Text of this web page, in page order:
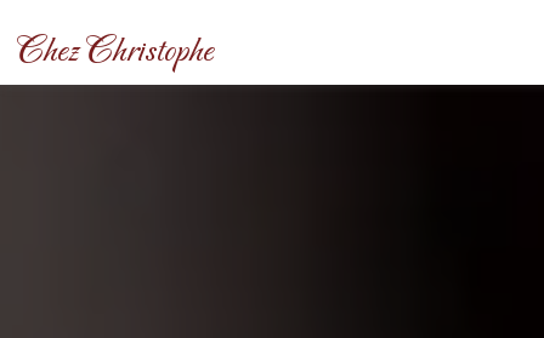
Chez Christophe